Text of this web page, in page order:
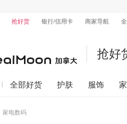
抢好货 银行/信用卡 商家导航
抢好
全部好货 护肤 服饰
家电数码